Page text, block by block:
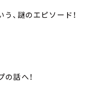
、謎のエピソード！
話へ！